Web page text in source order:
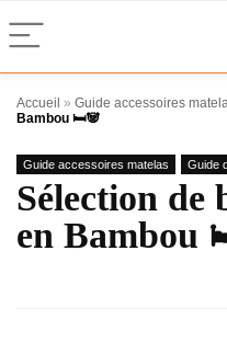
Accueil » Guide accessoires
Bambou 🛏️🐼
Guide accessoires matelas Guide
Sélection de
en Bambou